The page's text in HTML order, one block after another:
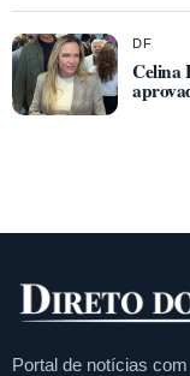
DF
Celina
Portal de notícias